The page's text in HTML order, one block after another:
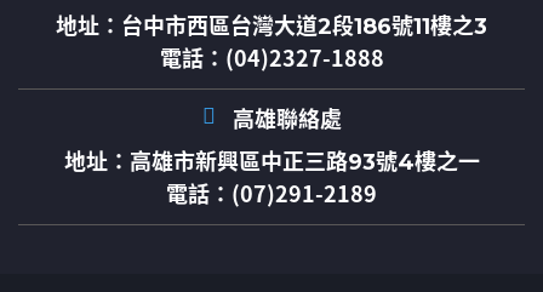
地址： 台中市西區台灣大道2段186號11樓之3
電話：(04)2327-1888
高雄聯絡處
地址： 高雄市新興區中正三路93號4樓之一
電話：(07)291-2189